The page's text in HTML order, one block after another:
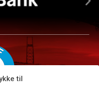
til